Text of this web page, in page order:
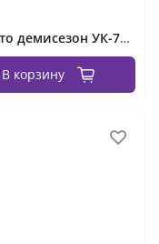
Пальто демисезон УК-7418-1/2
В корзину